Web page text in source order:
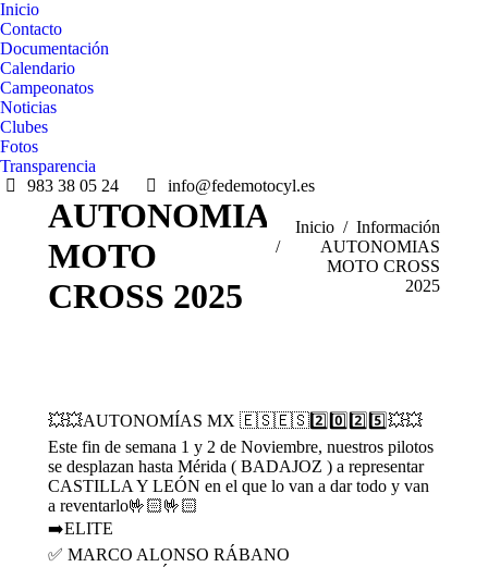
Inicio
Contacto
Documentación
Calendario
Campeonatos
Noticias
Clubes
Fotos
Transparencia
983 38 05 24
info@fedemotocyl.es
AUTONOMIAS
MOTO
CROSS 2025
Estás aquí:
Inicio
Información
AUTONOMIAS
MOTO CROSS
2025
💥💥AUTONOMÍAS MX 🇪🇸🇪🇸2️⃣0️⃣2️⃣5️⃣💥💥
Este fin de semana 1 y 2 de Noviembre, nuestros pilotos
se desplazan hasta Mérida ( BADAJOZ ) a representar
CASTILLA Y LEÓN en el que lo van a dar todo y van
a reventarlo🤟🏻🤟🏻
➡️ELITE
✅ MARCO ALONSO RÁBANO